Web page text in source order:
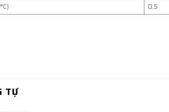
0.5
TỰ